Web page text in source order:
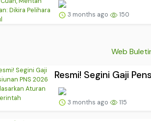
3 months ago 150
Web
Resmi! Segini Gaji
3 months ago 115